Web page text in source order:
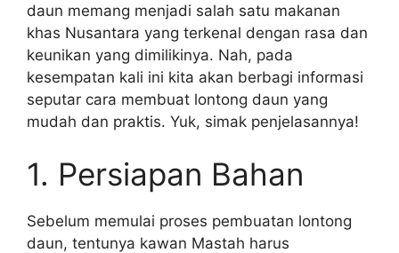
daun memang menjadi salah satu makanan
khas Nusantara yang terkenal dengan rasa dan
keunikan yang dimilikinya. Nah, pada
kesempatan kali ini kita akan berbagi informasi
seputar cara membuat lontong daun yang
mudah dan praktis. Yuk, simak penjelasannya!
1. Persiapan Bahan
Sebelum memulai proses pembuatan lontong
daun, tentunya kawan Mastah harus